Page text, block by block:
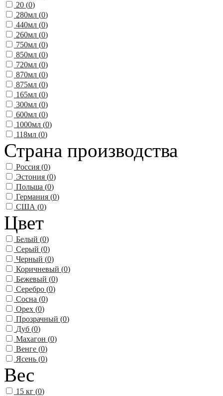
20 (0)
280мл (0)
440мл (0)
260мл (0)
750мл (0)
850мл (0)
720мл (0)
870мл (0)
875мл (0)
165мл (0)
300мл (0)
600мл (0)
1000мл (0)
118мл (0)
Страна производства
Россия (0)
Эстония (0)
Польша (0)
Германия (0)
США (0)
Цвет
Белый (0)
Серый (0)
Черный (0)
Коричневый (0)
Бежевый (0)
Серебро (0)
Сосна (0)
Орех (0)
Прозрачный (0)
Дуб (0)
Махагон (0)
Венге (0)
Ясень (0)
Вес
15 кг (0)